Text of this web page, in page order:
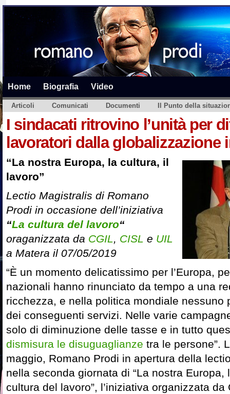
Home Biografia Video
Articoli Comunicati Documenti Il Punto della
I sindacati ritrovino l’unità per
lavoratori dalla globalizzazione
“La nostra Europa, la cultura, il
lavoro”
Lectio Magistralis di Romano
Prodi in occasione dell’iniziativa
“La cultura del lavoro“
oraganizzata da CGIL, CISL e UIL
a Matera il 07/05/2019
“È un momento delicatissimo per l’Europa,
nazionali hanno rinunciato da tempo a una
ricchezza, e nella politica mondiale nessuno
dei conseguenti servizi. Nelle varie
solo di diminuzione delle tasse e in tutto
dismisura le disuguaglianze tra le persone”.
maggio, Romano Prodi in apertura della
nella seconda giornata di “La nostra
cultura del lavoro”, l’iniziativa organizzata da